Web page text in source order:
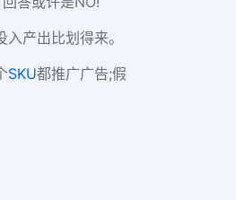
产出比划得来。
SKU都推广广告;假